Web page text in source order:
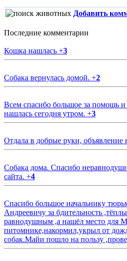
Добавить
Последние комментарии
Кошка нашлась +3
Собака вернулась домой. +2
Всем спасибо большое за помощь и
нашлась сегодня утром. +3
Отдала в добрые руки, объявление
Собака дома. Спасибо
сайта. +4
Спасибо большое начальнику
Андреевичу за бдительность
равнодушным ,а нашёл место для
питомнике,накормил,укрыл от
собак.Майи пошло на пользу